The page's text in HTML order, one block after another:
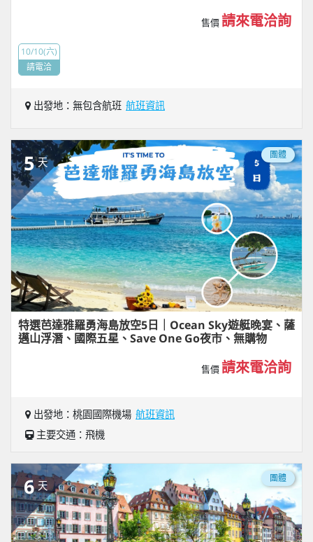
售價 請來電洽詢
10/10(六)
請電洽
出發地：無包含航班 航班資訊
5 天
團體
特選芭達雅羅勇海島放空5日｜Ocean Sky遊艇晚宴、薩
邁山浮潛、國際五星、Save One Go夜市、無購物
售價 請來電洽詢
出發地：桃園國際機場 航班資訊
主要交通：飛機
6 天
團體